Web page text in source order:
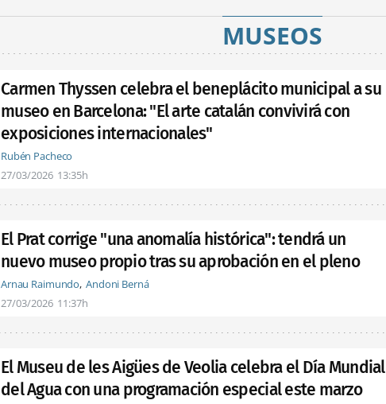
MUSEOS
Carmen Thyssen celebra el beneplácito municipal a su
museo en Barcelona: "El arte catalán convivirá con
exposiciones internacionales"
Rubén Pacheco
27/03/2026 13:35h
El Prat corrige "una anomalía histórica": tendrá un
nuevo museo propio tras su aprobación en el pleno
Arnau Raimundo Andoni Berná
27/03/2026 11:37h
El Museu de les Aigües de Veolia celebra el Día Mundial
del Agua con una programación especial este marzo